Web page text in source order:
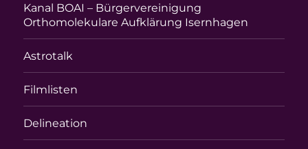
Kanal BOAI – Bürgervereinigung
Orthomolekulare Aufklärung Isernhagen
Astrotalk
Filmlisten
Delineation